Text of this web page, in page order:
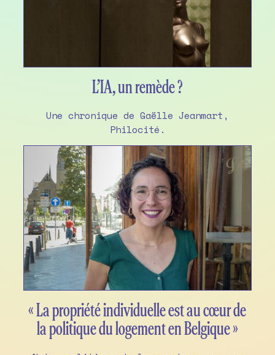
L’IA, un remède ?
Une chronique de Gaëlle Jeanmart,
Philocité.
« La propriété individuelle est au cœur de
la politique du logement en Belgique »